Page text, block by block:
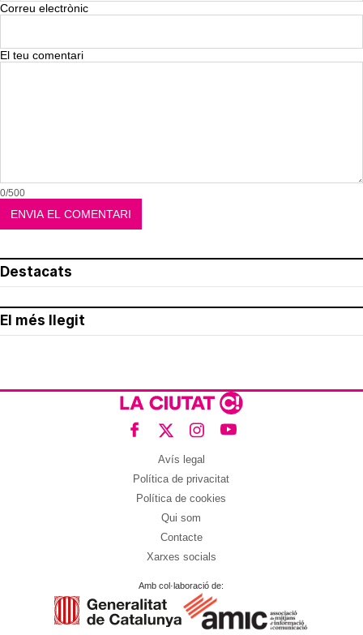
Correu electrònic
El teu comentari
0/500
Destacats
El més llegit
Avís legal
Política de privacitat
Política de cookies
Qui som
Contacte
Xarxes socials
Amb col·laboració de: